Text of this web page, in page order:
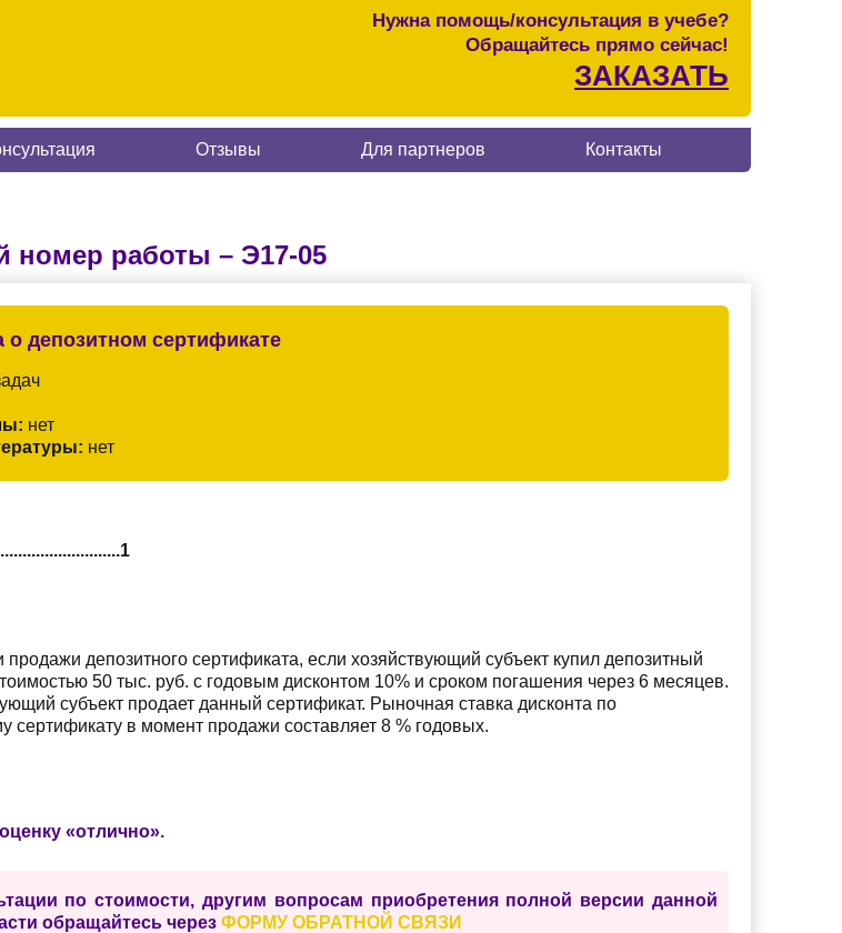
Нужна помощь/консультация в учебе?
Обращайтесь прямо сейчас!
ЗАКАЗАТЬ
Отзывы Для партнеров Контакты
номер работы – Э17-05
о депозитном сертификате
нет
нет
депозитного сертификата, если хозяйствующий субъект купил депозитный
50 тыс. руб. с годовым дисконтом 10% и сроком погашения через 6 месяцев.
субъект продает данный сертификат. Рыночная ставка дисконта по
сертификату в момент продажи составляет 8 % годовых.
«отлично».
по стоимости, другим вопросам приобретения полной версии данной
обращайтесь через ФОРМУ ОБРАТНОЙ СВЯЗИ